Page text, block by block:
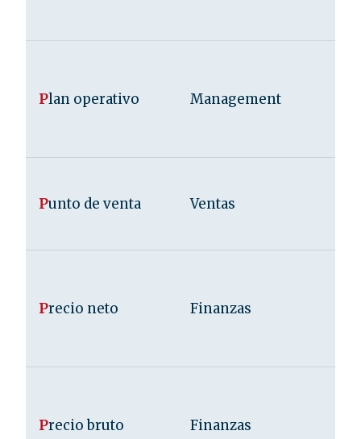
Plan operativo Management
Punto de venta Ventas
Precio neto Finanzas
Precio bruto Finanzas